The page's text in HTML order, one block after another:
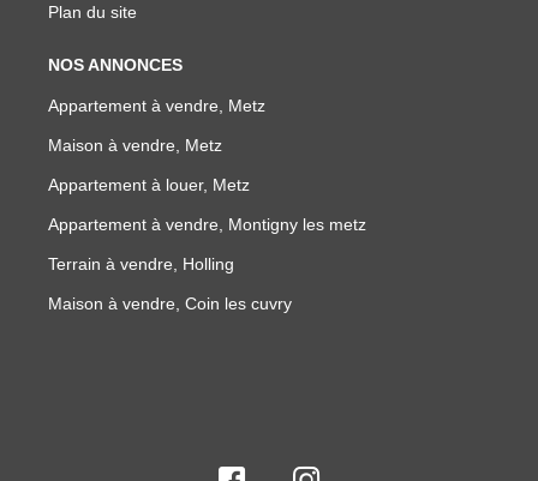
Plan du site
NOS ANNONCES
Appartement à vendre, Metz
Maison à vendre, Metz
Appartement à louer, Metz
Appartement à vendre, Montigny les metz
Terrain à vendre, Holling
Maison à vendre, Coin les cuvry